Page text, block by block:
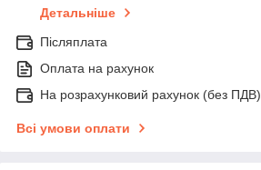
Детальніше
Післяплата
Оплата на рахунок
На розрахунковий рахунок (без ПДВ)
Всі умови оплати